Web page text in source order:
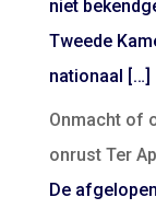
niet
Tweede
nationaal […]
Onmacht of
onrust Ter
De